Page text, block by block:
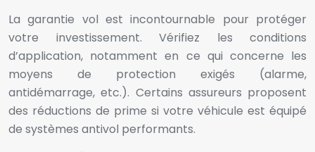
La garantie vol est incontournable pour protéger
votre investissement. Vérifiez les conditions
d’application, notamment en ce qui concerne les
moyens de protection exigés (alarme,
antidémarrage, etc.). Certains assureurs proposent
des réductions de prime si votre véhicule est équipé
de systèmes antivol performants.